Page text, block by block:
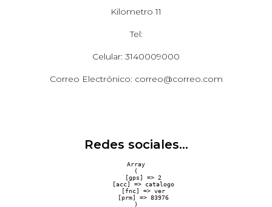
Kilometro 11
Tel:
Celular: 3140009000
Correo Electrónico: correo@correo.com
Redes sociales...
Array
(
    [gps] => 2
    [acc] => catalogo
    [fnc] => ver
    [prm] => 83976